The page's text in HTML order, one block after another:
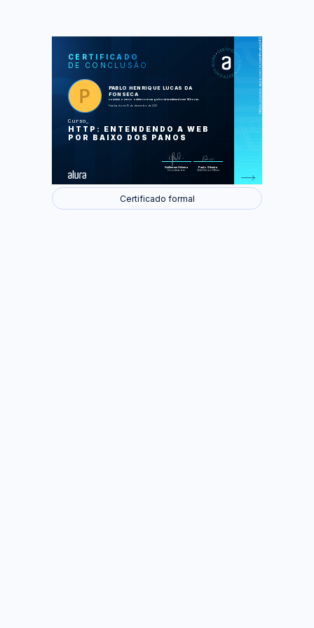
CERTIFICADO
DE CONCLUSÃO
PABLO HENRIQUE LUCAS DA
FONSECA
concluiu o curso online com carga horária estimada em 14 horas.
Finalizado em 15 de dezembro de 2021
Curso
HTTP: ENTENDENDO A WEB
POR BAIXO DOS PANOS
Guilherme Silveira
Coordenador
Paulo Silveira
Chief Vision Officer
https://cursos.alura.com.br/certificate/d4570863-33e3-44b8-b9d3-97011b106014
LAS
O que é HTTP?
A web segura - HTTPS
O cliente pede e o servidor responde
Depurando a requisição HTTP
Foram feitas 76 de 76 atividades.
Certificado formal